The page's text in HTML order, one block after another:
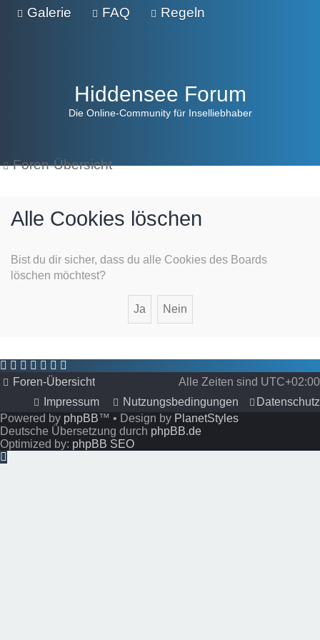
Galerie FAQ Regeln
Hiddensee Forum
Die Online-Community für Inselliebhaber
Foren-Übersicht
Alle Cookies löschen
Bist du dir sicher, dass du alle Cookies des Boards
löschen möchtest?
Foren-Übersicht Alle Zeiten sind UTC+02:00
Datenschutz
Nutzungsbedingungen
Impressum
Powered by phpBB™ • Design by PlanetStyles
Deutsche Übersetzung durch phpBB.de
Optimized by: phpBB SEO